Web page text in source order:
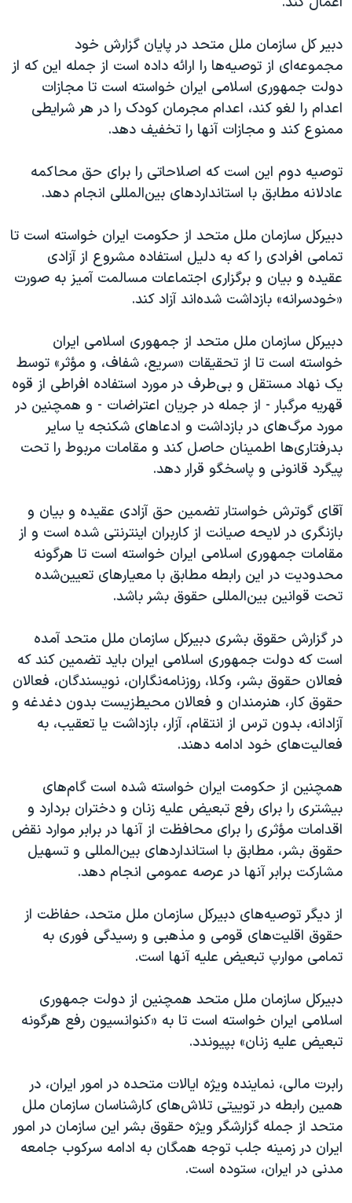
دبیر کل سازمان ملل متحد در پایان گزارش خود
مجموعه‌ای از توصیه‌ها را ارائه داده است از جمله این که از
دولت جمهوری اسلامی ایران خواسته است تا مجازات
اعدام را لغو کند، اعدام مجرمان کودک را در هر شرایطی
ممنوع کند و مجازات آنها را تخفیف دهد.
توصیه دوم این است که اصلاحاتی را برای حق محاکمه
عادلانه مطابق با استانداردهای بین‌المللی انجام دهد.
دبیرکل سازمان ملل متحد از حکومت ایران خواسته است تا
تمامی افرادی را که به دلیل استفاده مشروع از آزادی
عقیده و بیان و برگزاری اجتماعات مسالمت آمیز به صورت
«خودسرانه» بازداشت شده‌اند آزاد کند.
دبیرکل سازمان ملل متحد از جمهوری اسلامی ایران
خواسته است تا از تحقیقات «سریع، شفاف، و مؤثر» توسط
یک نهاد مستقل و بی‌طرف در مورد استفاده افراطی از قوه
قهریه مرگبار - از جمله در جریان اعتراضات - و همچنین در
مورد مر‌گ‌های در بازداشت و ادعاهای شکنجه یا سایر
بدرفتاری‌ها اطمینان حاصل کند و مقامات مربوط را تحت
پیگرد قانونی و پاسخگو قرار دهد.
آقای گوترش خواستار تضمین حق آزادی عقیده و بیان و
بازنگری در لایحه صیانت از کاربران اینترنتی شده است و از
مقامات جمهوری اسلامی ایران خواسته است تا هرگونه
محدودیت در این رابطه مطابق با معیارهای تعیین‌شده
تحت قوانین بین‌المللی حقوق بشر باشد.
در‌ گزارش حقوق بشری دبیرکل سازمان ملل متحد آمده
است که دولت جمهوری اسلامی ایران باید تضمین کند که
فعالان حقوق بشر، وکلا، روزنامه‌نگاران، نویسندگان، فعالان
حقوق کار، هنرمندان و فعالان محیط‌زیست بدون دغدغه و
آزادانه، بدون ترس از انتقام، آزار، بازداشت یا تعقیب، به
فعالیت‌های خود ادامه دهند.
همچنین از حکومت ایران خواسته شده است گام‌های
بیشتری را برای رفع تبعیض علیه زنان و دختران بردارد و
اقدامات مؤثری را برای محافظت از آنها در برابر موارد نقض
حقوق بشر، مطابق با استانداردهای بین‌المللی و تسهیل
مشارکت برابر آنها در عرصه عمومی انجام دهد.
از دیگر توصیه‌های دبیرکل سازمان ملل متحد، حفاظت از
حقوق اقلیت‌های قومی و مذهبی و رسیدگی فوری به
تمامی موارپ تبعیض علیه آنها است.
دبیرکل سازمان ملل متحد همچنین از دولت جمهوری
اسلامی ایران خواسته است تا به «کنوانسیون رفع هرگونه
تبعیض علیه زنان» بپیوندد.
رابرت مالی، نماینده ویژه ایالات متحده در امور ایران، در
همین رابطه در توییتی تلاش‌های کارشناسان سازمان ملل
متحد از جمله گزارشگر ویژه حقوق بشر این سازمان در امور
ایران در زمینه جلب توجه همگان به ادامه سرکوب جامعه
مدنی در ایران، ستوده است.